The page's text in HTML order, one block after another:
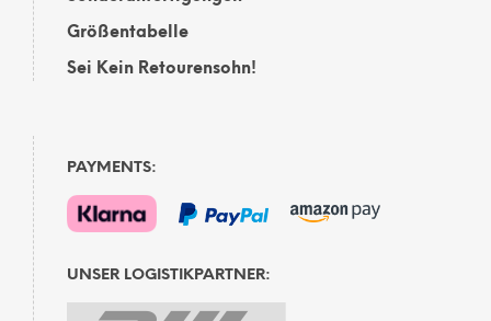
Größentabelle
Sei Kein Retourensohn!
PAYMENTS:
UNSER LOGISTIKPARTNER: